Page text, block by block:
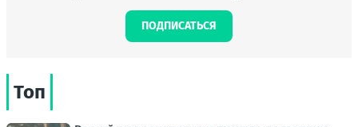
ПОДПИСАТЬСЯ
Топ